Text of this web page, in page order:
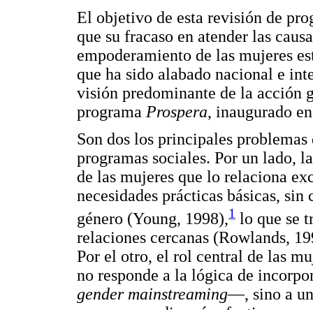
El objetivo de esta revisión de
que su fracaso en atender las
empoderamiento de las mujeres
que ha sido alabado nacional e
visión predominante de la acción
programa Prospera, inaugurado
Son dos los principales
programas sociales. Por un lado,
de las mujeres que lo relaciona
necesidades prácticas básicas,
género (Young, 1998),1 lo que se
relaciones cercanas (Rowlands,
Por el otro, el rol central de las
no responde a la lógica de
gender mainstreaming—, sino a